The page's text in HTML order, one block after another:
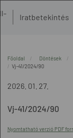
Iratbetekintés
Főoldal Döntések
Vj-41/2024/90
2026. 01. 27.
Vj-41/2024/90
Nyomtatható verzió PDF